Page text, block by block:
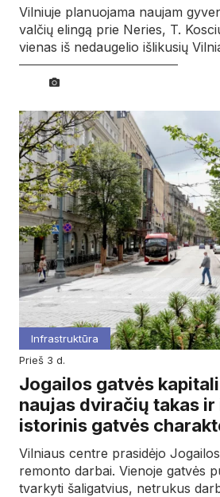
Vilniuje planuojama naujam
valčių elingą prie Neries, T.
vienas iš nedaugelio išlikusių
Infrastruktūra
prieš 3 d.
Jogailos gatvės
naujas dviračių takas
istorinis gatvės
Vilniaus centre prasidėjo
remonto darbai. Vienoje gatvės
tvarkyti šaligatvius, netrukus